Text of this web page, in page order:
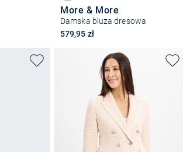
More & More
Damska bluza dresowa
579,95 zł